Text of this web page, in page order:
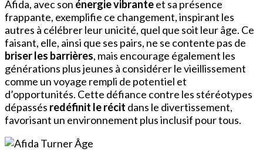
Afida, avec son énergie vibranteet sa présence
frappante, exemplifie ce changement, inspirant les
autres à célébrer leur unicité, quel que soit leur âge. Ce
faisant, elle, ainsi que ses pairs, ne se contente pas de
briser les barrières, mais encourage également les
générations plus jeunes à considérer le vieillissement
comme un voyage rempli de potentiel et
d’opportunités. Cette défiance contre les stéréotypes
dépassés redéfinit le récit dans le divertissement,
favorisant un environnement plus inclusif pour tous.